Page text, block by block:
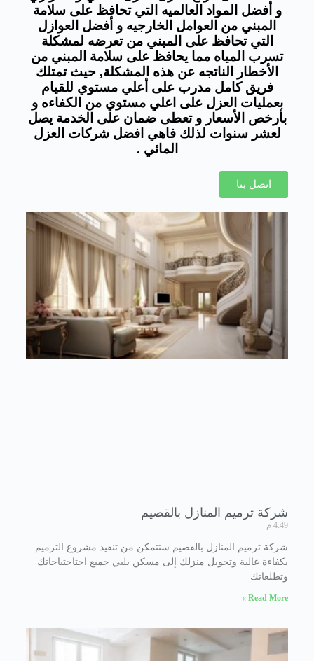
و أفضل المواد العالميه التي تحافظ على سلامة
المبني من العوامل الخارجيه و أفضل العوازل
التي تحافظ على المبني من تعرضه لمشكلة
تسرب المياه مما يحافظ على سلامة المبني من
الأخطار الناتجه عن هذه المشكلة, حيث تمتلك
فريق كامل مدرب على أعلي مستوي للقيام
بعمليات العزل على اعلي مستوي من الكفاءه و
بأرخص الأسعار و تعطى ضمان على الخدمة يصل
لعشر سنوات لذلك فاهي افضل شركات العزل
المائي .
اتصل بنا
شركة ترميم المنازل بالقصيم
4:49 م
شركة ترميم المنازل بالقصيم ستتمكن من تنفيذ مشروع الترميم
بكفاءة عالية وتحويل منزلك إلى مسكن يلبي جميع احتاحتياجاتك
وتطلعاتك
Read More »